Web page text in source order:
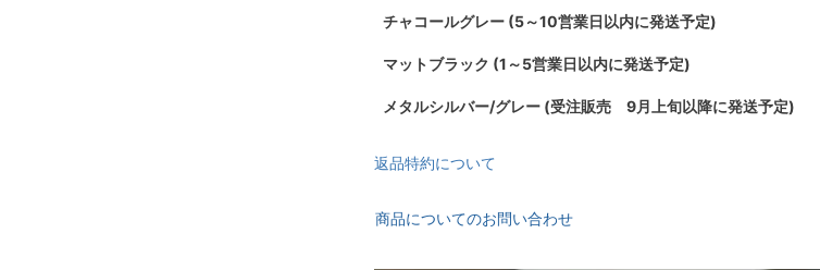
チャコールグレー (5～10営業日以内に発送予定)
マットブラック (1～5営業日以内に発送予定)
メタルシルバー/グレー (受注販売 9月上旬以降に発送予定)
返品特約について
商品についてのお問い合わせ